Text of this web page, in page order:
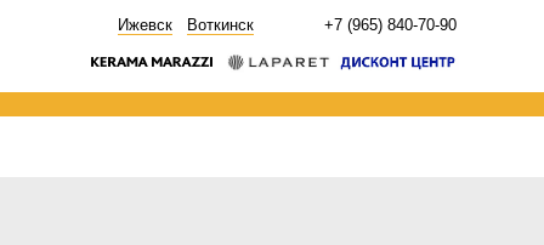
+7 (965) 840-70-90
Ижевск Воткинск